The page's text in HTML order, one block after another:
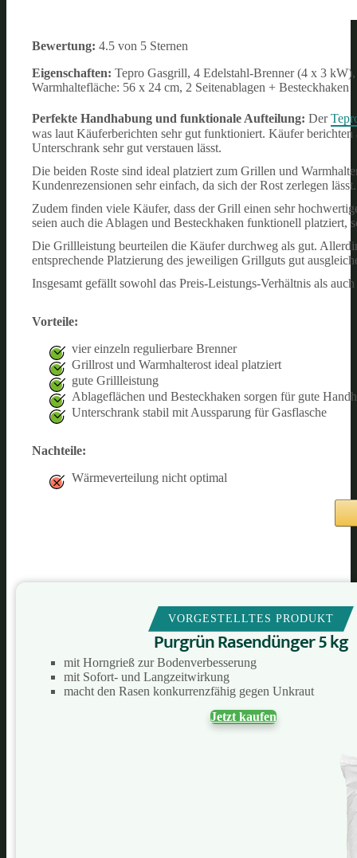
Bewertung: 4.5 von 5 Sternen
Eigenschaften: Tepro Gasgrill, 4 Edelstahl-Brenner (4 x 3
Warmhaltefläche: 56 x 24 cm, 2 Seitenablagen + Besteckhaken
Perfekte Handhabung und funktionale Aufteilung: Der
was laut Käuferberichten sehr gut funktioniert. Käufer
Unterschrank sehr gut verstauen lässt.
Die beiden Roste sind ideal platziert zum Grillen und
Kundenrezensionen sehr einfach, da sich der Rost zerlegen lässt.
Zudem finden viele Käufer, dass der Grill einen sehr
seien auch die Ablagen und Besteckhaken funktionell platziert,
Die Grillleistung beurteilen die Käufer durchweg als gut.
entsprechende Platzierung des jeweiligen Grillguts gut
Insgesamt gefällt sowohl das Preis-Leistungs-Verhältnis als
Vorteile:
vier einzeln regulierbare Brenner
Grillrost und Warmhalterost ideal platziert
gute Grillleistung
Ablageflächen und Besteckhaken sorgen für gute
Unterschrank stabil mit Aussparung für Gasflasche
Nachteile:
Wärmeverteilung nicht optimal
VORGESTELLTES PRODUKT
Purgrün Rasendünger 5 kg
mit Horngrieß zur Bodenverbesserung
mit Sofort- und Langzeitwirkung
macht den Rasen konkurrenzfähig gegen Unkraut
Jetzt kaufen